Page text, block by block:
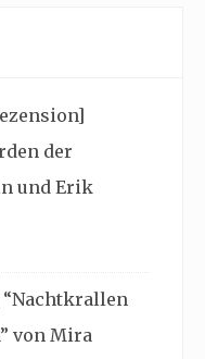
der
und Erik
“Nachtkrallen
von Mira